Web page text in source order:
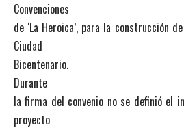
Convenciones
de ‘La Heroica’, para la construcción
Ciudad
Bicentenario.
Durante
la firma del convenio no se definió el
proyecto